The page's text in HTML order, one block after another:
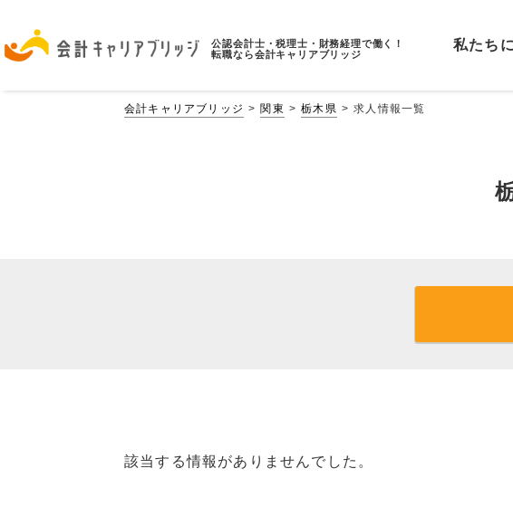
公認会計士・税理士・財務経理で働く！
転職なら会計キャリアブリッジ
私たちに
会計キャリアブリッジ 関東 栃木県 求人情報一覧
該当する情報がありませんでした。